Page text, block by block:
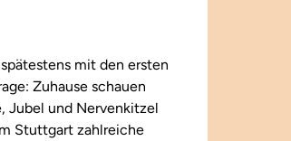
mit den ersten
Zuhause schauen
Jubel und Nervenkitzel
Stuttgart zahlreiche